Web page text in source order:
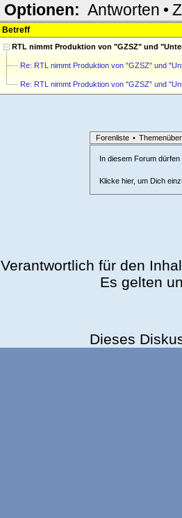
Optionen: Antworten •
Betreff
RTL nimmt Produktion von "GZSZ" und
Re: RTL nimmt Produktion von "GZSZ" und
Re: RTL nimmt Produktion von "GZSZ" und
Forenliste •
In diesem Forum
Klicke hier, um Dich
Verantwortlich für den
Es gelten
Dieses